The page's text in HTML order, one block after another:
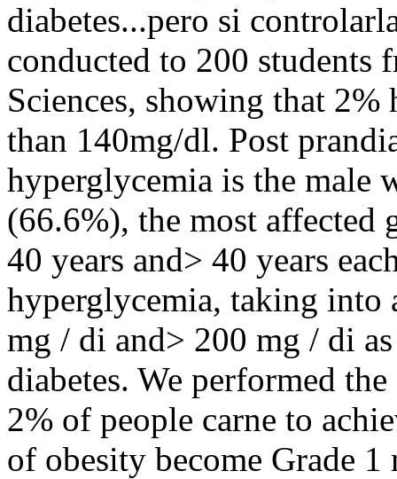
diabetes...pero si
conducted to 200 students
Sciences, showing that
than 140mg/dl. Post
hyperglycemia is the male
(66.6%), the most affected
40 years and> 40 years
hyperglycemia, taking into
mg / di and> 200 mg / di
diabetes. We performed
2% of people carne to
of obesity become Grade